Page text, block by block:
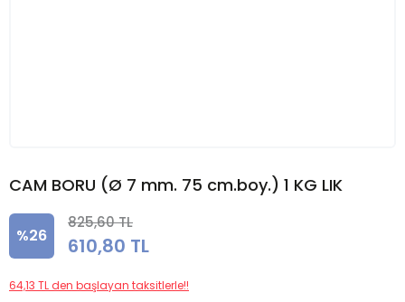
CAM BORU (Ø 7 mm. 75 cm.boy.) 1 KG LIK
%26
825,60 TL
610,80 TL
64,13 TL den başlayan taksitlerle!!